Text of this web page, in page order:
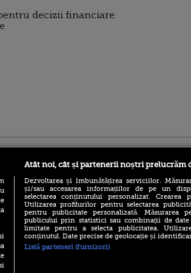
decizii financiare
(P) Descoperă Lumea
Evenimentelor din România
Atât noi, cât și partenerii noștri prelucrăm
Dezvoltarea și îmbunătățirea serviciilor.
și/sau accesarea informațiilor de pe un
selectarea conținutului personalizat.
Utilizarea profilurilor pentru selectarea
pentru publicitate personalizată. Măsurarea
publicului prin statistici sau combinații de
limitate pentru a selecta publicitatea.
conținutul. Date precise de geolocație și
Listă parteneri (furnizori)